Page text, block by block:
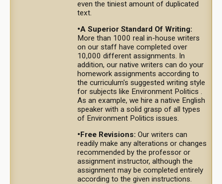
even the tiniest amount of duplicated
text.
•A Superior Standard Of Writing:
More than 1000 real in-house writers
on our staff have completed over
10,000 different assignments. In
addition, our native writers can do your
homework assignments according to
the curriculum's suggested writing style
for subjects like Environment Politics .
As an example, we hire a native English
speaker with a solid grasp of all types
of Environment Politics issues.
•Free Revisions: Our writers can
readily make any alterations or changes
recommended by the professor or
assignment instructor, although the
assignment may be completed entirely
according to the given instructions.